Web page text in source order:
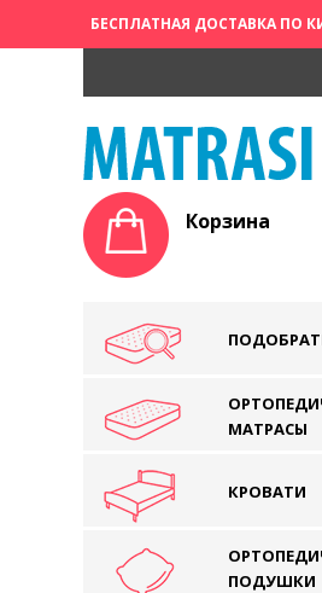
БЕСПЛАТНАЯ ДОСТАВКА ПО
Корзина
МАТРАСЫ
КРОВАТИ
ПОДУШКИ